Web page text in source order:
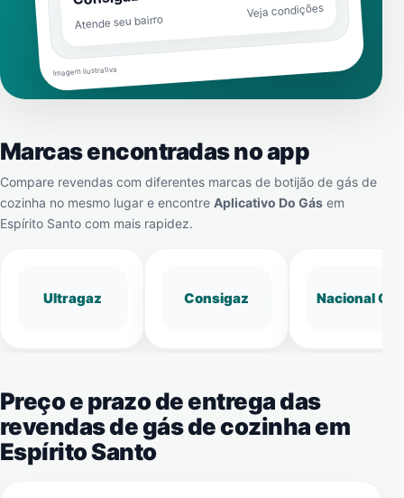
Atende seu bairro
Veja condições
Imagem ilustrativa
Marcas encontradas no app
Compare revendas com diferentes marcas de botijão de gás de
cozinha no mesmo lugar e encontre Aplicativo Do Gás em
Espírito Santo com mais rapidez.
Ultragaz Consigaz Nacional Gás
Preço e prazo de entrega das
revendas de gás de cozinha em
Espírito Santo